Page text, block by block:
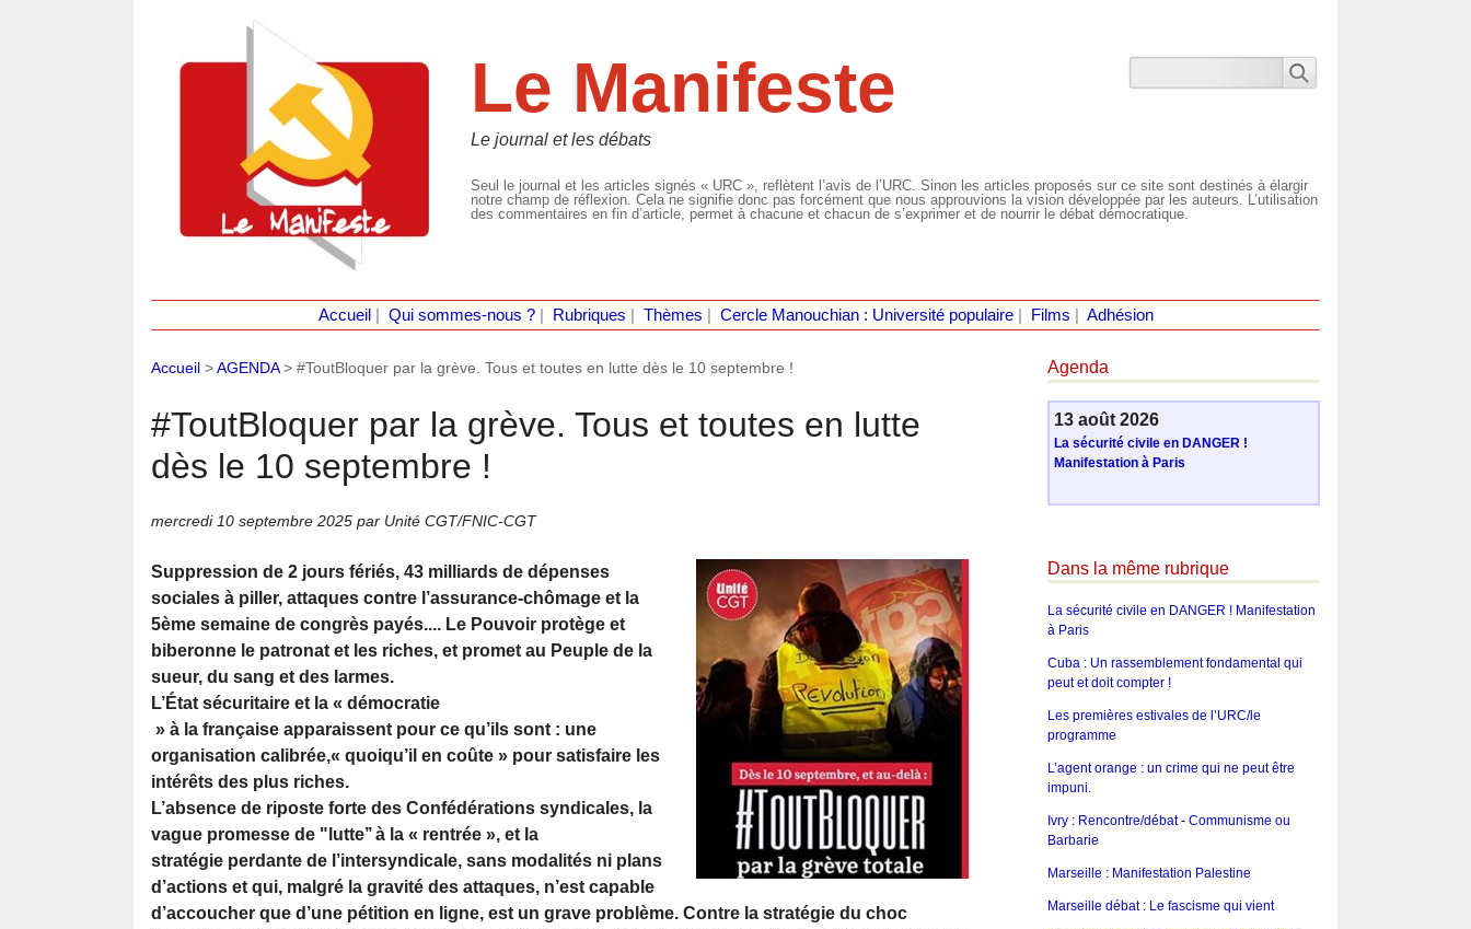
Le Manifeste
Le journal et les débats
Seul le journal et les articles signés « URC », reflètent l’avis de l’URC. Sinon les articles proposés sur ce site sont destinés à élargir
notre champ de réflexion. Cela ne signifie donc pas forcément que nous approuvions la vision développée par les auteurs. L’utilisation
des commentaires en fin d’article, permet à chacune et chacun de s’exprimer et de nourrir le débat démocratique.
Accueil Qui sommes-nous ?| Rubriques Thèmes Cercle Manouchian : Université populaire| Films Adhésion
Accueil >AGENDA> #ToutBloquer par la grève. Tous et toutes en lutte dès le 10 septembre !
#ToutBloquer par la grève. Tous et toutes en lutte
dès le 10 septembre !
mercredi 10 septembre 2025 par Unité CGT/FNIC-CGT
Suppression de 2 jours fériés, 43 milliards de dépenses
sociales à piller, attaques contre l’assurance-chômage et la
5ème semaine de congrès payés.... Le Pouvoir protège et
biberonne le patronat et les riches, et promet au Peuple de la
sueur, du sang et des larmes.
L’État sécuritaire et la « démocratie
» à la française apparaissent pour ce qu’ils sont : une
organisation calibrée,« quoiqu’il en coûte » pour satisfaire les
intérêts des plus riches.
L’absence de riposte forte des Confédérations syndicales, la
vague promesse de "lutte’’ à la « rentrée », et la
stratégie perdante de l’intersyndicale, sans modalités ni plans
d’actions et qui, malgré la gravité des attaques, n’est capable
d’accoucher que d’une pétition en ligne, est un grave problème. Contre la stratégie du choc
Agenda
13 août 2026
La sécurité civile en DANGER !
Manifestation à Paris
Dans la même rubrique
La sécurité civile en DANGER ! Manifestation
à Paris
Cuba : Un rassemblement fondamental qui
peut et doit compter !
Les premières estivales de l’URC/le
programme
L’agent orange : un crime qui ne peut être
impuni.
Ivry : Rencontre/débat - Communisme ou
Barbarie
Marseille : Manifestation Palestine
Marseille débat : Le fascisme qui vient